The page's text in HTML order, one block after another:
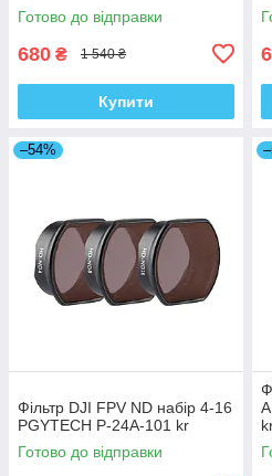
Готово до відправки
680 ₴ 1 540 ₴
Купити
–54%
Фільтр DJI FPV ND набір 4-16
PGYTECH P-24A-101 kr
Готово до відправки